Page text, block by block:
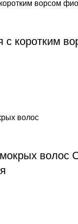
c коротким
волос